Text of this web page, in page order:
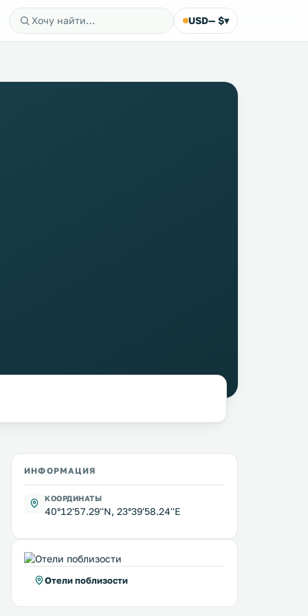
USD— $▾
ИНФОРМАЦИЯ
КООРДИНАТЫ
40°12'57.29''N, 23°39'58.24''E
Отели поблизости